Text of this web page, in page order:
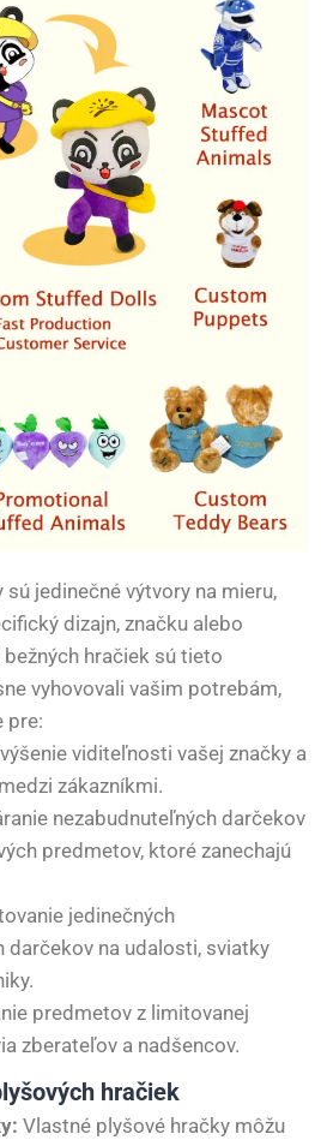
jedinečné výtvory na mieru,
dizajn, značku alebo
hračiek sú tieto
vyhovovali vašim potrebám,
pre:
viditeľnosti vašej značky a
zákazníkmi.
nezabudnuteľných darčekov
predmetov, ktoré zanechajú
jedinečných
darčekov na udalosti, sviatky
predmetov z limitovanej
zberateľov a nadšencov.
hračiek
Vlastné plyšové hračky môžu